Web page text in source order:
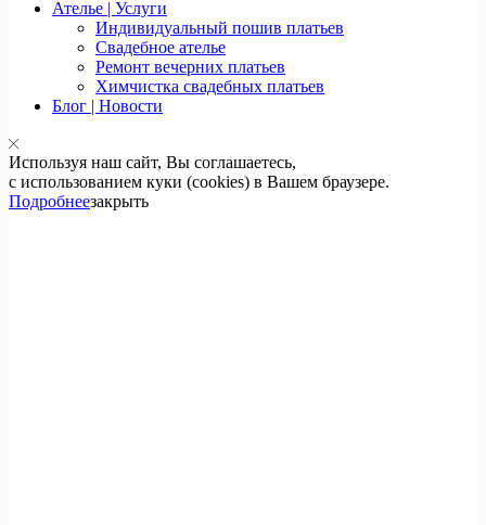
Ателье | Услуги
Индивидуальный пошив платьев
Свадебное ателье
Ремонт вечерних платьев
Химчистка свадебных платьев
Блог | Новости
Используя наш сайт, Вы соглашаетесь,
с использованием куки (cookies) в Вашем браузере.
Подробнеезакрыть